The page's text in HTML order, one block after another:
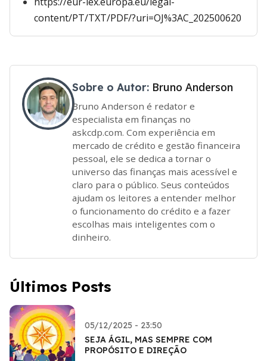
content/PT/TXT/PDF/?uri=OJ%3AC_202500620
Sobre o Autor: Bruno Anderson
Bruno Anderson é redator e
especialista em finanças no
askcdp.com. Com experiência em
mercado de crédito e gestão financeira
pessoal, ele se dedica a tornar o
universo das finanças mais acessível e
claro para o público. Seus conteúdos
ajudam os leitores a entender melhor
o funcionamento do crédito e a fazer
escolhas mais inteligentes com o
dinheiro.
Últimos Posts
05/12/2025 - 23:50
SEJA ÁGIL, MAS SEMPRE COM
PROPÓSITO E DIREÇÃO